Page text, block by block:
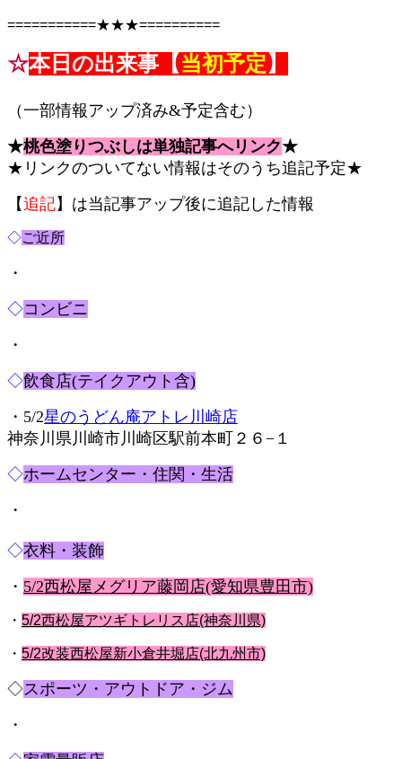
===========★★★==========
☆本日の出来事【当初予定】
（一部情報アップ済み&予定含む）
★桃色塗りつぶしは単独記事へリンク★
★リンクのついてない情報はそのうち追記予定★
【追記】は当記事アップ後に追記した情報
◇ご近所
・
◇コンビニ
・
◇飲食店(テイクアウト含)
・5/2星のうどん庵アトレ川崎店
神奈川県川崎市川崎区駅前本町２６−１
◇ホームセンター・住関・生活
・
◇衣料・装飾
・ 5/2西松屋メグリア藤岡店(愛知県豊田市)
・ 5/2西松屋アツギトレリス店(神奈川県)
・ 5/2改装西松屋新小倉井堀店(北九州市)
◇スポーツ・アウトドア・ジム
・